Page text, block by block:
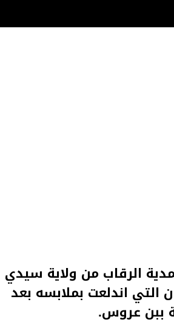
17 سنة اصيل معتمدية الرقاب من ولاية سيدي
التي اندلعت بملابسه بعد